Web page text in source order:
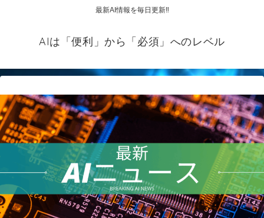
最新AI情報を毎日更新‼
AIは「便利」から「必須」へのレベル